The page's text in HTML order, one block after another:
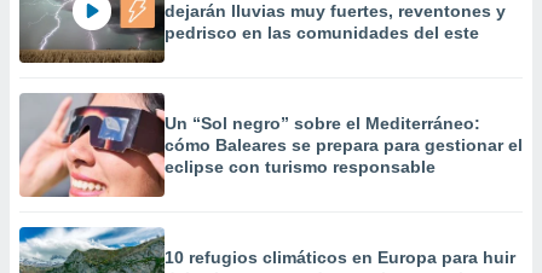
dejarán lluvias muy fuertes, reventones y
pedrisco en las comunidades del este
Un “Sol negro” sobre el Mediterráneo:
cómo Baleares se prepara para gestionar el
eclipse con turismo responsable
10 refugios climáticos en Europa para huir